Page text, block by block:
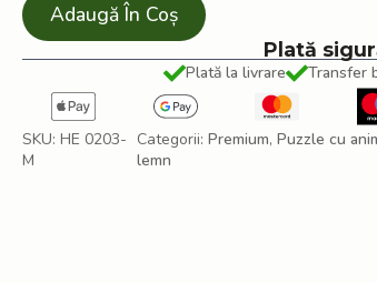
Adaugă În Coș
Plată
Plată la livrare Transfer
SKU: HE 0203-
M
Categorii: Premium, Puzzle cu
lemn